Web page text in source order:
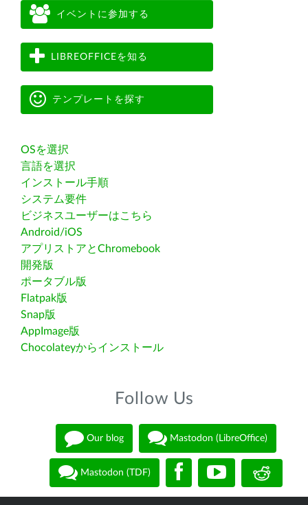
イベントに参加する
LIBREOFFICEを知る
テンプレートを探す
OSを選択
言語を選択
インストール手順
システム要件
ビジネスユーザーはこちら
Android/iOS
アプリストアとChromebook
開発版
ポータブル版
Flatpak版
Snap版
AppImage版
Chocolateyからインストール
Follow Us
Our blog Mastodon (LibreOffice)
Mastodon (TDF)